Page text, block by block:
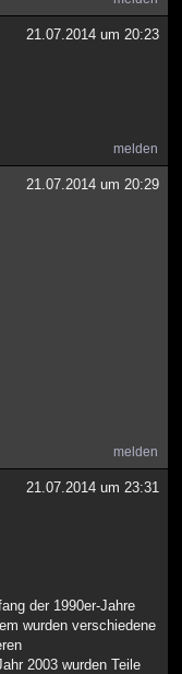
21.07.2014 um 20:23
melden
21.07.2014 um 20:29
melden
21.07.2014 um 23:31
der 1990er-Jahre
wurden verschiedene
2003 wurden Teile